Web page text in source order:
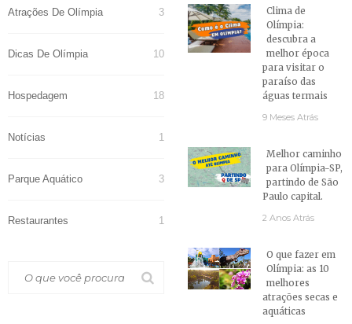
Atrações De Olímpia 3
Dicas De Olímpia 10
Hospedagem 18
Notícias 1
Parque Aquático 3
Restaurantes 1
Clima de
Olímpia:
descubra a
melhor época
para visitar o
paraíso das
águas termais
9 Meses Atrás
Melhor caminho
para Olímpia-SP,
partindo de São
Paulo capital.
2 Anos Atrás
O que fazer em
Olímpia: as 10
melhores
atrações secas e
aquáticas